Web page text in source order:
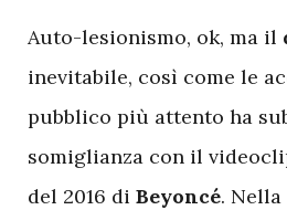
Auto-lesionismo, ok, ma il
inevitabile, così come le
pubblico più attento ha
somiglianza con il
del 2016 di Beyoncé.